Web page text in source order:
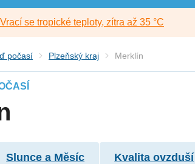
Vrací se tropické teploty, zítra až 35 °C
počasí Plzeňský kraj Merklín
Slunce a Měsíc Kvalita ovzduší